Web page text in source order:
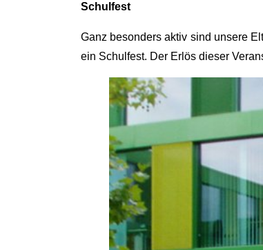
Schulfest
Ganz besonders aktiv sind unsere
ein Schulfest. Der Erlös dieser